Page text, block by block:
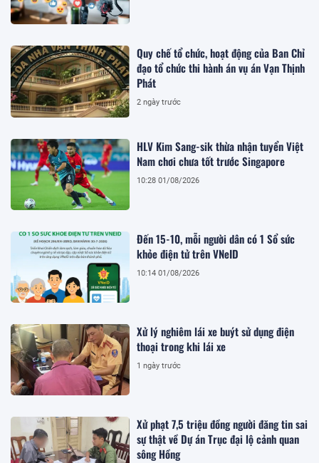
Quy chế tổ chức, hoạt động của Ban Chỉ
đạo tổ chức thi hành án vụ án Vạn Thịnh
Phát
2 ngày trước
HLV Kim Sang-sik thừa nhận tuyển Việt
Nam chơi chưa tốt trước Singapore
10:28 01/08/2026
Đến 15-10, mỗi người dân có 1 Sổ sức
khỏe điện tử trên VNeID
10:14 01/08/2026
Xử lý nghiêm lái xe buýt sử dụng điện
thoại trong khi lái xe
1 ngày trước
Xử phạt 7,5 triệu đồng người đăng tin sai
sự thật về Dự án Trục đại lộ cảnh quan
sông Hồng